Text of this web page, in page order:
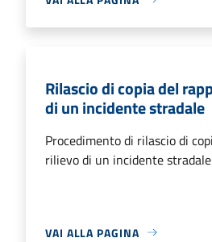
Rilascio di copia del
di un incidente stradale
Procedimento di rilascio di
rilievo di un incidente stradale
VAI ALLA PAGINA